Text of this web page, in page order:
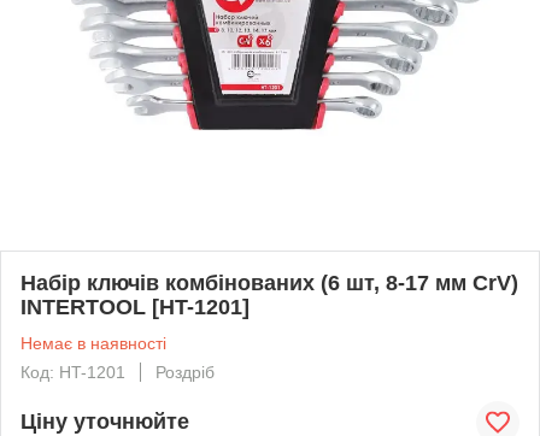
Набір ключів комбінованих (6 шт, 8-17 мм CrV)
INTERTOOL [HT-1201]
Немає в наявності
Код: HT-1201
Роздріб
Ціну уточнюйте